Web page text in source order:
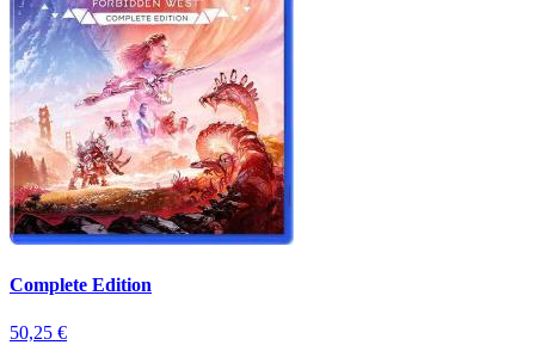
Complete Edition
50,25 €